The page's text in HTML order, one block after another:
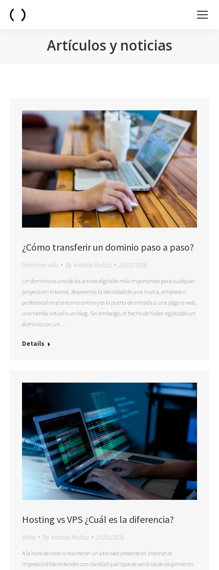
Artículos y noticias
¿Cómo transferir un dominio paso a paso?
Dominios web ByAntonio Muñoz 25/02/2026
Un dominio es uno de los activos digitales más importantes para cualquier
proyecto en Internet. Representa la identidad de una marca, empresa o
profesional en el entorno online y es la puerta de entrada a una página web,
una tienda virtual o un blog. Sin embargo, el hecho de haber registrado un
dominio con un…
Details
Hosting vs VPS ¿Cuál es la diferencia?
Webs ByAntonio Muñoz 25/02/2026
A la hora de crear o mantener un sitio web presente en Internet es
imprescindible entender con claridad qué tipos de servicios de alojamiento